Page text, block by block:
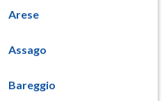
Arese
Assago
Bareggio